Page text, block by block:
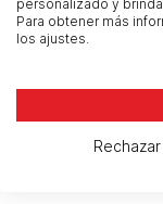
sociales y
personalizado y
Para obtener más
los ajustes.
Rechazar